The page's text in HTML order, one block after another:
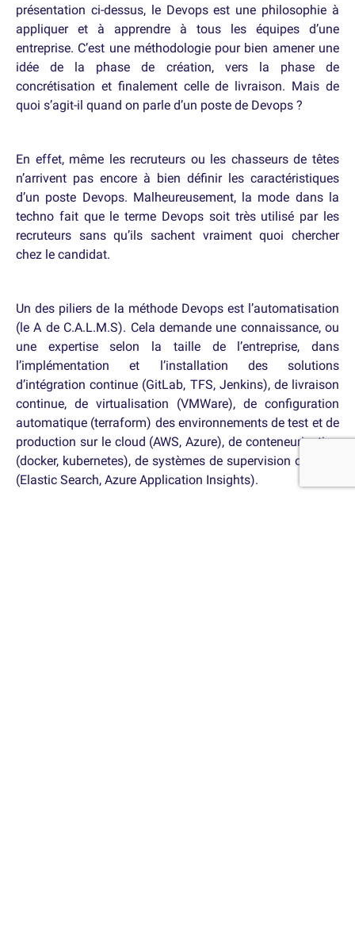
présentation ci-dessus, le Devops est une philosophie à
appliquer et à apprendre à tous les équipes d’une
entreprise. C’est une méthodologie pour bien amener une
idée de la phase de création, vers la phase de
concrétisation et finalement celle de livraison. Mais de
quoi s’agit-il quand on parle d’un poste de Devops ?
En effet, même les recruteurs ou les chasseurs de têtes
n’arrivent pas encore à bien définir les caractéristiques
d’un poste Devops. Malheureusement, la mode dans la
techno fait que le terme Devops soit très utilisé par les
recruteurs sans qu’ils sachent vraiment quoi chercher
chez le candidat.
Un des piliers de la méthode Devops est l’automatisation
(le A de C.A.L.M.S). Cela demande une connaissance, ou
une expertise selon la taille de l’entreprise, dans
l’implémentation et l’installation des solutions
d’intégration continue (GitLab, TFS, Jenkins), de livraison
continue, de virtualisation (VMWare), de configuration
automatique (terraform) des environnements de test et de
production sur le cloud (AWS, Azure), de conteneurisation
(docker, kubernetes), de systèmes de supervision ou suivi
(Elastic Search, Azure Application Insights).